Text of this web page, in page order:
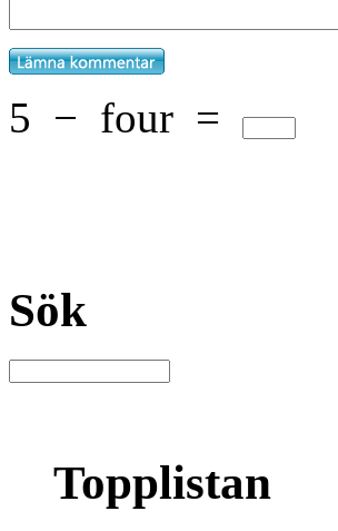
5 − four =
Sök
Topplistan